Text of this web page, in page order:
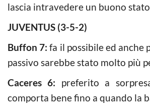
lascia intravedere un buono
JUVENTUS (3-5-2)
Buffon 7: fa il possibile ed anche
passivo sarebbe stato molto più
Caceres 6: preferito a
comporta bene fino a quando la